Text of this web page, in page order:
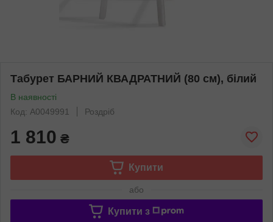
Табурет БАРНИЙ КВАДРАТНИЙ (80 см), білий
В наявності
Код: А0049991
Роздріб
1 810 ₴
Купити
або
Купити з